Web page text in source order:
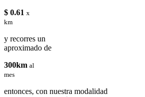
$ 0.61 x
km
y recorres un
aproximado de
300km al
mes
entonces, con nuestra modalidad